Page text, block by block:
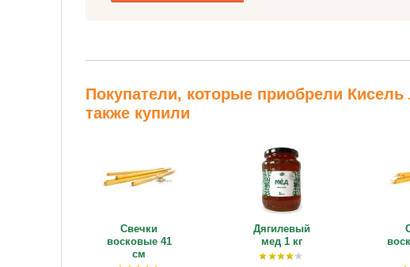
Покупатели, которые приобрели
также купили
Свечки
восковые 41
см
Дягилевый
мед 1 кг